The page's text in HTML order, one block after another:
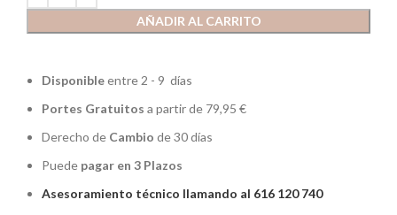
AÑADIR AL CARRITO
Disponibleentre 2 - 9 días
Portes Gratuitos a partir de 79,95 €
Derecho de Cambio de 30 días
Puede pagar en 3 Plazos
Asesoramiento técnico llamando al 616 120 740